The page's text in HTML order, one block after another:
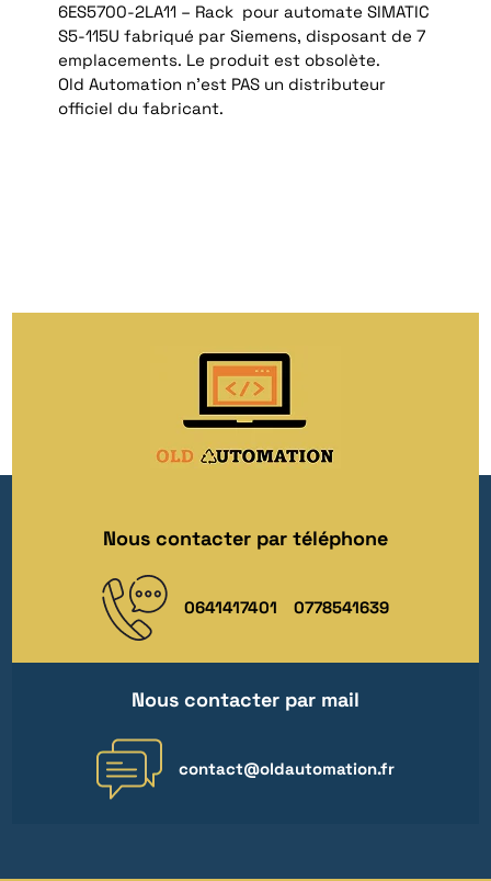
6ES5700‑2LA11 – Rack pour automate SIMATIC
S5‑115U fabriqué par Siemens, disposant de 7
emplacements. Le produit est obsolète.
Old Automation n'est PAS un distributeur
officiel du fabricant.
Nous contacter par téléphone
0641417401 0778541639
Nous contacter par mail
contact@oldautomation.fr